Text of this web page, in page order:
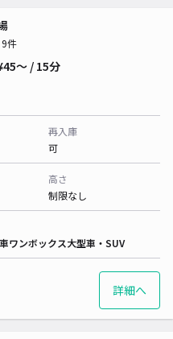
件
〜 / 15分
再入庫
可
高さ
制限なし
ワンボックス大型車・SUV
詳細へ